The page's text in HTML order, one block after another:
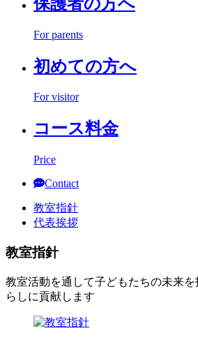
For parents
初めての方へ
For visitor
コース料金
Price
Contact
教室指針
代表挨拶
教室指針
教室活動を通して子どもたちの未来
らしに貢献します